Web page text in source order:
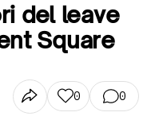
del leave
Square
0 0